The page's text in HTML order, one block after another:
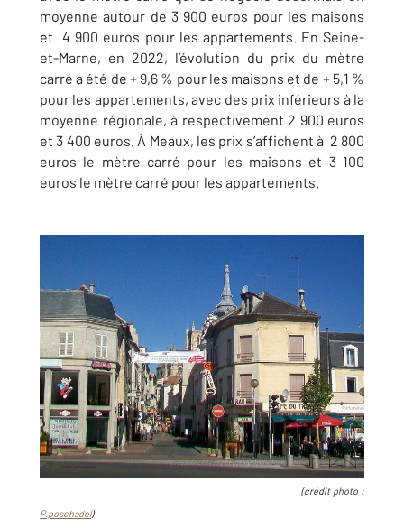
moyenne autour de 3 900 euros pour les maisons
et 4 900 euros pour les appartements. En Seine-
et-Marne, en 2022, l’évolution du prix du mètre
carré a été de + 9,6 % pour les maisons et de + 5,1 %
pour les appartements, avec des prix inférieurs à la
moyenne régionale, à respectivement 2 900 euros
et 3 400 euros. À Meaux, les prix s’affichent à 2 800
euros le mètre carré pour les maisons et 3 100
euros le mètre carré pour les appartements.
(crédit photo :
P.poschadel)